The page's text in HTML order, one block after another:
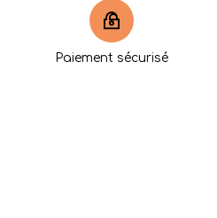
Paiement sécurisé